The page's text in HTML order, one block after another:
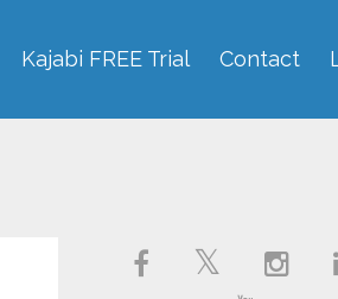
Kajabi FREE Trial Contact